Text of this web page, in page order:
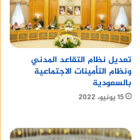
مصر
عروض كارفور 2021.. خصومات هائلة على
تعديل نظام التقاعد المدني
ونظام التأمينات الاجتماعية
بالسعودية
15 يونيو، 2022